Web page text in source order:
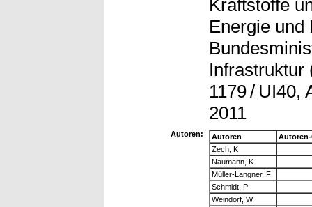
Kraftstoffe
Energie und
Infrastruktur
1179 / UI40,
2011
Autoren: Autoren
Autoren-
Zech, K
Naumann, K
Müller-Langner, F
Schmidt, P
Weindorf, W